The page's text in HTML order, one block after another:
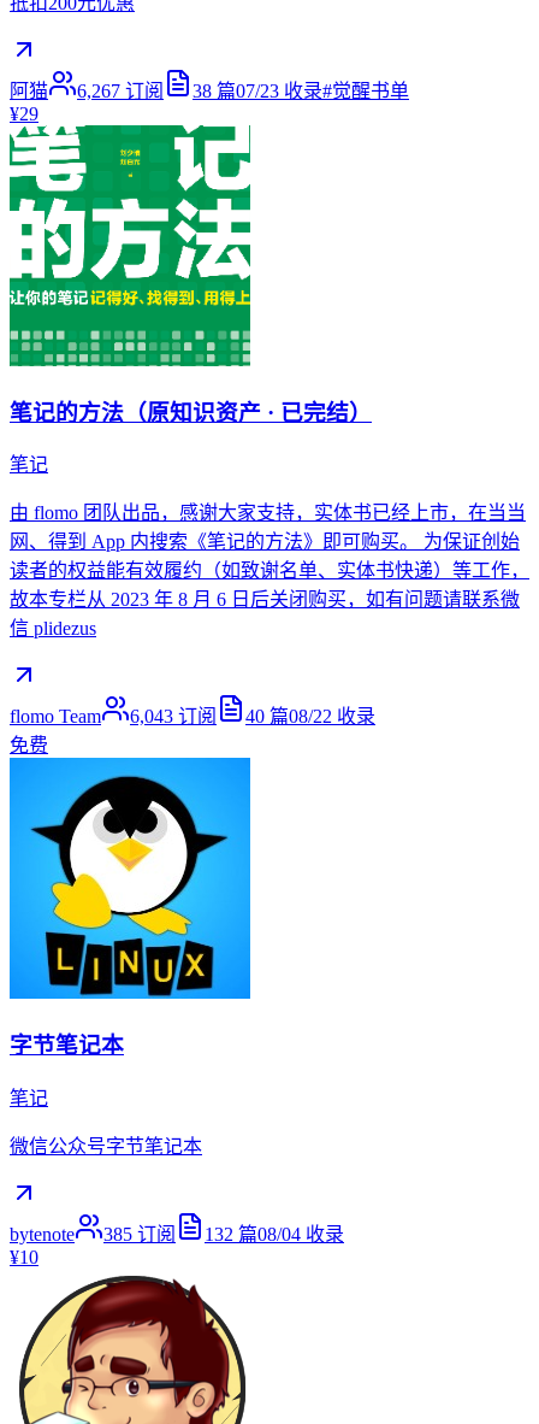
阿猫 6,267 订阅 38 篇07/23 收录#觉醒书单
¥29
笔记的方法（原知识资产 · 已完结）
笔记
由 flomo 团队出品，感谢大家支持，实体书已经上市，在当当
网、得到 App 内搜索《笔记的方法》即可购买。 为保证创始
读者的权益能有效履约（如致谢名单、实体书快递）等工作，
故本专栏从 2023 年 8 月 6 日后关闭购买，如有问题请联系微
信 plidezus
flomo Team 6,043 订阅 40 篇08/22 收录
免费
字节笔记本
笔记
微信公众号字节笔记本
bytenote 385 订阅 132 篇08/04 收录
¥10